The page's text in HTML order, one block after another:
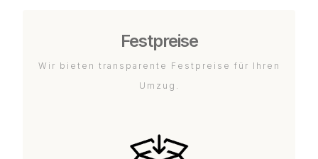
Festpreise
Wir bieten transparente Festpreise für Ihren
Umzug.